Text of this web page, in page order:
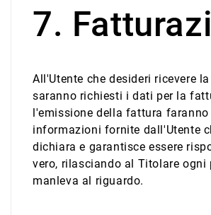
7.
All'Utente che desideri ricevere
saranno richiesti i dati per la
l'emissione della fattura faranno
informazioni fornite dall'Utente
dichiara e garantisce essere
vero, rilasciando al Titolare ogni
manleva al riguardo.